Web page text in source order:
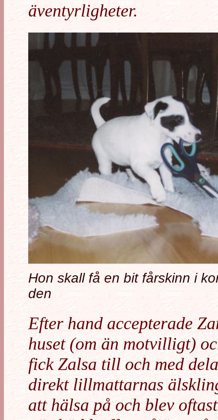
äventyrligheter.
Hon skall få en bit fårskinn i
den
Efter hand accepterade
huset (om än motvilligt)
fick Zalsa till och med
direkt lillmattarnas
att hälsa på och blev